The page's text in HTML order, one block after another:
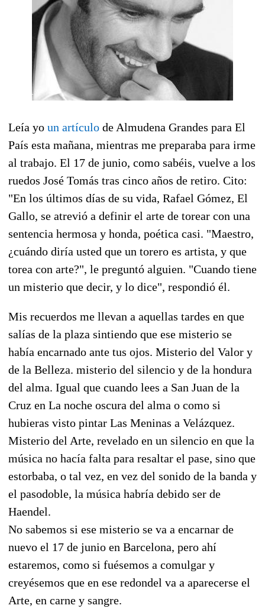
Leía yo un artículo de Almudena Grandes para El
País esta mañana, mientras me preparaba para irme
al trabajo. El 17 de junio, como sabéis, vuelve a los
ruedos José Tomás tras cinco años de retiro. Cito:
"En los últimos días de su vida, Rafael Gómez, El
Gallo, se atrevió a definir el arte de torear con una
sentencia hermosa y honda, poética casi. "Maestro,
¿cuándo diría usted que un torero es artista, y que
torea con arte?", le preguntó alguien. "Cuando tiene
un misterio que decir, y lo dice", respondió él.
Mis recuerdos me llevan a aquellas tardes en que
salías de la plaza sintiendo que ese misterio se
había encarnado ante tus ojos. Misterio del Valor y
de la Belleza. misterio del silencio y de la hondura
del alma. Igual que cuando lees a San Juan de la
Cruz en La noche oscura del alma o como si
hubieras visto pintar Las Meninas a Velázquez.
Misterio del Arte, revelado en un silencio en que la
música no hacía falta para resaltar el pase, sino que
estorbaba, o tal vez, en vez del sonido de la banda y
el pasodoble, la música habría debido ser de
Haendel.
No sabemos si ese misterio se va a encarnar de
nuevo el 17 de junio en Barcelona, pero ahí
estaremos, como si fuésemos a comulgar y
creyésemos que en ese redondel va a aparecerse el
Arte, en carne y sangre.